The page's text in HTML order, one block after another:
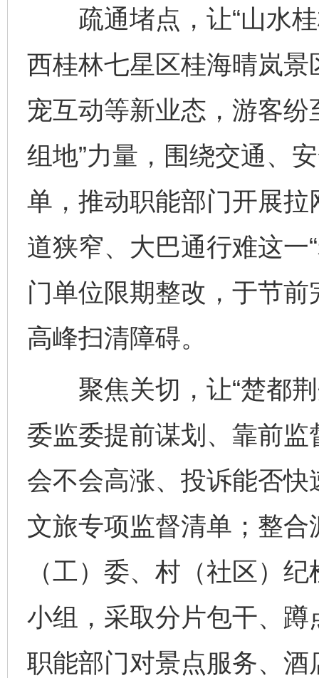
疏通堵点，让“山水桂
西桂林七星区桂海晴岚
宠互动等新业态，游客
组地”力量，围绕交通、
单，推动职能部门开展
道狭窄、大巴通行难这一
门单位限期整改，于节
高峰扫清障碍。
聚焦关切，让“楚都荆
委监委提前谋划、靠前监
会不会高涨、投诉能否快
文旅专项监督清单；整
（工）委、村（社区）
小组，采取分片包干、
职能部门对景点服务、